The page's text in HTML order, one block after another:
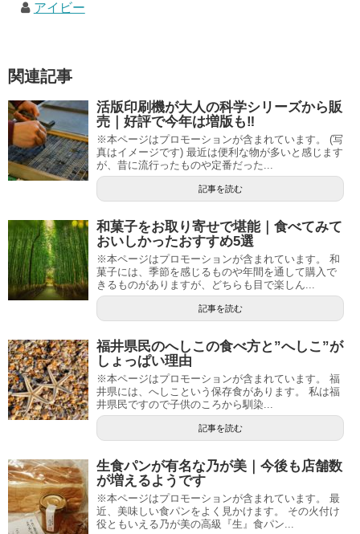
アイビー
関連記事
活版印刷機が大人の科学シリーズから販
売｜好評で今年は増版も‼
※本ページはプロモーションが含まれています。 (写
真はイメージです) 最近は便利な物が多いと感じます
が、昔に流行ったものや定番だった...
記事を読む
和菓子をお取り寄せで堪能｜食べてみて
おいしかったおすすめ5選
※本ページはプロモーションが含まれています。 和
菓子には、季節を感じるものや年間を通して購入で
きるものがありますが、どちらも目で楽しん...
記事を読む
福井県民のへしこの食べ方と”へしこ”が
しょっぱい理由
※本ページはプロモーションが含まれています。 福
井県には、へしこという保存食があります。 私は福
井県民ですので子供のころから馴染...
記事を読む
生食パンが有名な乃が美｜今後も店舗数
が増えるようです
※本ページはプロモーションが含まれています。 最
近、美味しい食パンをよく見かけます。 その火付け
役ともいえる乃が美の高級『生』食パン...